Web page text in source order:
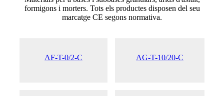
formigons i morters. Tots els productes disposen del seu
marcatge CE segons normativa.
AF-T-0/2-C AG-T-10/20-C